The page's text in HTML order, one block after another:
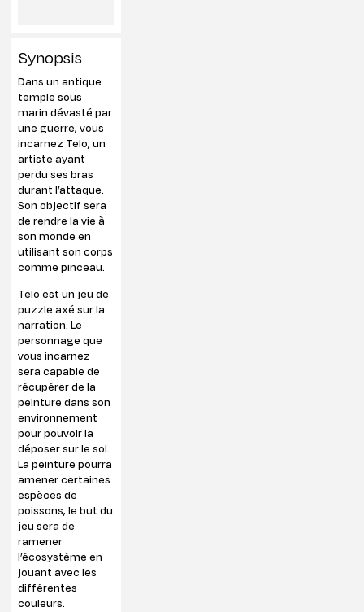
Synopsis
Dans un antique
temple sous
marin dévasté par
une guerre, vous
incarnez Telo, un
artiste ayant
perdu ses bras
durant l’attaque.
Son objectif sera
de rendre la vie à
son monde en
utilisant son corps
comme pinceau.
Telo est un jeu de
puzzle axé sur la
narration. Le
personnage que
vous incarnez
sera capable de
récupérer de la
peinture dans son
environnement
pour pouvoir la
déposer sur le sol.
La peinture pourra
amener certaines
espèces de
poissons, le but du
jeu sera de
ramener
l’écosystème en
jouant avec les
différentes
couleurs.